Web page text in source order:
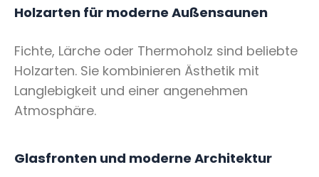
Holzarten für moderne Außensaunen
Fichte, Lärche oder Thermoholz sind beliebte
Holzarten. Sie kombinieren Ästhetik mit
Langlebigkeit und einer angenehmen
Atmosphäre.
Glasfronten und moderne Architektur